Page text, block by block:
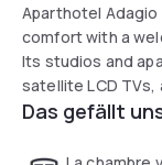
Aparthotel
comfort with a
Its studios and
satellite LCD TVs,
Guests can enjoy
reception. With
Das gefällt